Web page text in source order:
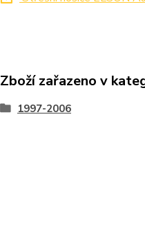
Zboží zařazeno v
1997-2006